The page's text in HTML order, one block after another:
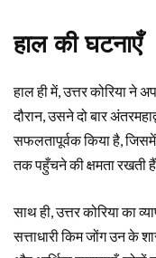
हाल की घटनाएँ
हाल ही में, उत्तर कोरिया ने
दौरान, उसने दो बार
सफलतापूर्वक किया है,
तक पहुँचने की क्षमता रखती
साथ ही, उत्तर कोरिया का
सत्ताधारी किम जोंग उन के